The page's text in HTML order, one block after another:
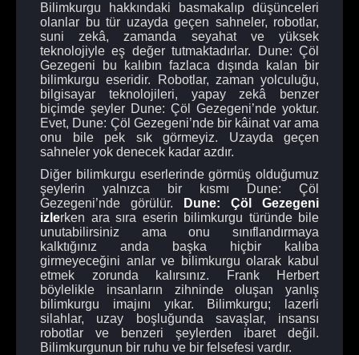
Bilimkurgu hakkındaki basmakalıp düşünceleri
olanlar bu tür uzayda geçen sahneler, robotlar,
suni zekâ, zamanda seyahat ve yüksek
teknolojiyle eş değer tutmaktadırlar. Dune: Çöl
Gezegeni bu kalıbın fazlaca dışında kalan bir
bilimkurgu eseridir. Robotlar, zaman yolculuğu,
bilgisayar teknolojileri, yapay zekâ benzer
biçimde şeyler Dune: Çöl Gezegeni’nde yoktur.
Evet, Dune: Çöl Gezegeni’nde bir kâinat var ama
onu bile pek sık görmeyiz. Uzayda geçen
sahneler yok denecek kadar azdır.
Diğer bilimkurgu eserlerinde görmüş olduğumuz
şeylerin yalnızca bir kısmı Dune: Çöl
Gezegeni’nde görülür.
Dune: Çöl Gezegeni
izlerken ara sıra eserin bilimkurgu türünde bile
unutabilirsiniz ama onu sınıflandırmaya
kalktığınız anda başka hiçbir kalıba
girmeyeceğini anlar ve bilimkurgu olarak kabul
etmek zorunda kalırsınız. Frank Herbert
böylelikle insanların zihninde oluşan yanlış
bilimkurgu imajını yıkar. Bilimkurgu; lazerli
silahlar, uzay boşluğunda savaşlar, insansı
robotlar ve benzeri şeylerden ibaret değil.
Bilimkurgunun bir ruhu ve bir felsefesi vardır.